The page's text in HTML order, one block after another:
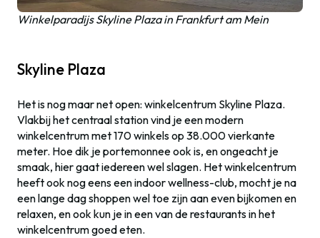
Winkelparadijs Skyline Plaza in Frankfurt am Mein
Skyline Plaza
Het is nog maar net open: winkelcentrum Skyline Plaza.
Vlakbij het centraal station vind je een modern
winkelcentrum met 170 winkels op 38.000 vierkante
meter. Hoe dik je portemonnee ook is, en ongeacht je
smaak, hier gaat iedereen wel slagen. Het winkelcentrum
heeft ook nog eens een indoor wellness-club, mocht je na
een lange dag shoppen wel toe zijn aan even bijkomen en
relaxen, en ook kun je in een van de restaurants in het
winkelcentrum goed eten.